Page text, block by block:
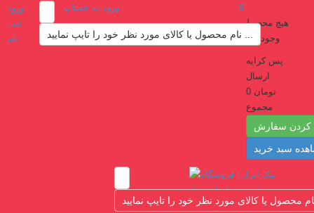
0
هیچ محصولی
وجود ندارد
پس کرایه
ارسال
0 تومان
مجموع
کردن سفارش
سبد خرید
ورود به حساب
ورود
ثبت
نام